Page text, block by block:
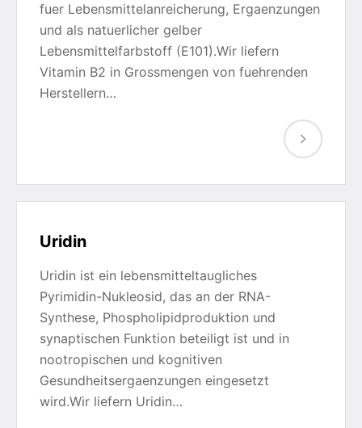
fuer Lebensmittelanreicherung, Ergaenzungen
und als natuerlicher gelber
Lebensmittelfarbstoff (E101).Wir liefern
Vitamin B2 in Grossmengen von fuehrenden
Herstellern…
Uridin
Uridin ist ein lebensmitteltaugliches
Pyrimidin-Nukleosid, das an der RNA-
Synthese, Phospholipidproduktion und
synaptischen Funktion beteiligt ist und in
nootropischen und kognitiven
Gesundheitsergaenzungen eingesetzt
wird.Wir liefern Uridin…